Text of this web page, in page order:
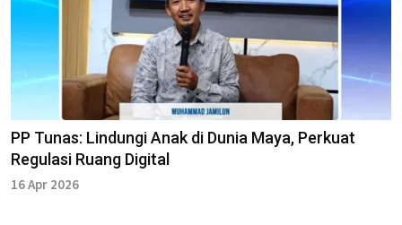
PP Tunas: Lindungi Anak di Dunia Maya, Perkuat
Regulasi Ruang Digital
16 Apr 2026